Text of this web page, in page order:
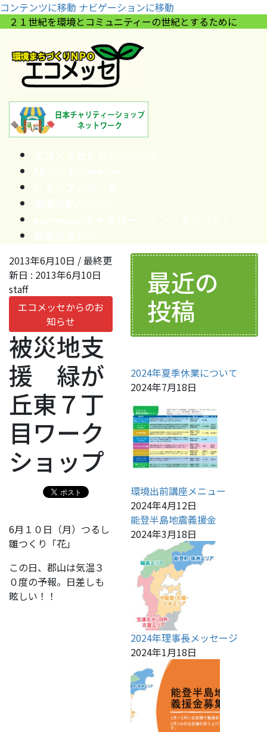
コンテンツに移動 ナビゲーションに移動
２１世紀を環境とコミュニティーの世紀とするために
2013年6月10日 / 最終更
新日 : 2013年6月10日
staff
エコメッセからのお
知らせ
被災地支
援 緑が
丘東７丁
目ワーク
ショップ
6月１０日（月）つるし
雛つくり「花」
この日、郡山は気温３
０度の予報。日差しも
眩しい！！
最近の
投稿
2024年夏季休業について
2024年7月18日
環境出前講座メニュー
2024年4月12日
能登半島地震義援金
2024年3月18日
2024年理事長メッセージ
2024年1月18日